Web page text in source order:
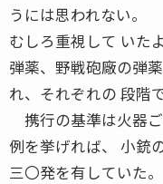
うには思われない。
むしろ重視して いた
弾薬、野戦砲廠の弾
れ、それぞれの 段階
携行の基準は火器
例を挙げれば、 小銃
三〇発を有していた。